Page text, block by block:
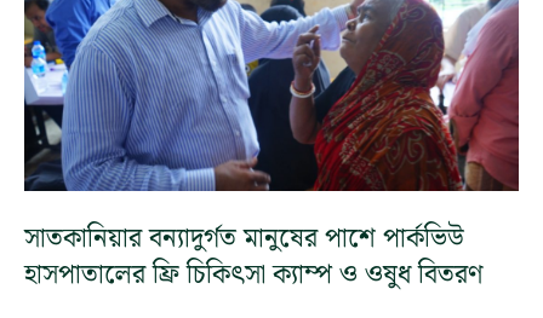
সাতকানিয়ার বন্যাদুর্গত মানুষের পাশে পার্কভিউ
হাসপাতালের ফ্রি চিকিৎসা ক্যাম্প ও ওষুধ বিতরণ